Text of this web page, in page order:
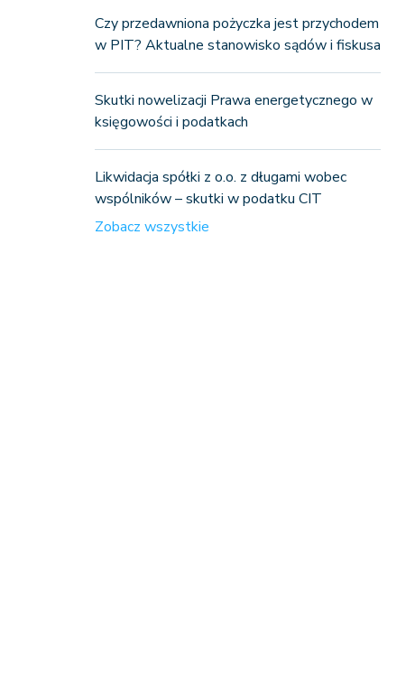
Czy przedawniona pożyczka jest przychodem
w PIT? Aktualne stanowisko sądów i fiskusa
Skutki nowelizacji Prawa energetycznego w
księgowości i podatkach
Likwidacja spółki z o.o. z długami wobec
wspólników – skutki w podatku CIT
Zobacz wszystkie